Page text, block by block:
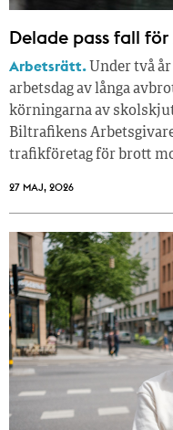
Delade pass fall
Arbetsrätt. Under två
arbetsdag av långa
körningarna av
Biltrafikens
trafikföretag för brott
27 MAJ, 2026